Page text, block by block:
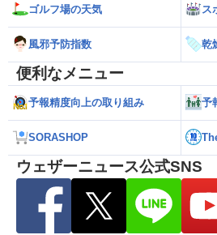
ゴルフ場の天気 ス
風邪予防指数 乾
便利なメニュー
予報精度向上の取り組み 予
SORASHOP
ウェザーニュース公式SNS